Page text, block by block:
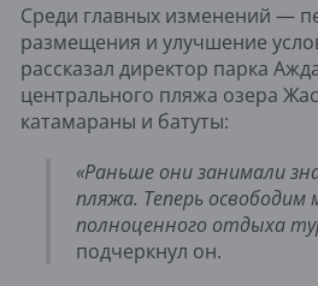
Среди главных изменений —
размещения и улучшение
рассказал директор парка
центрального пляжа озера
катамараны и батуты:
«Раньше они занимали
пляжа. Теперь освободим
полноценного отдыха
подчеркнул он.